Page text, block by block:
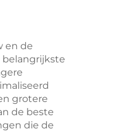
en de
belangrijkste
grotere
de beste
die de